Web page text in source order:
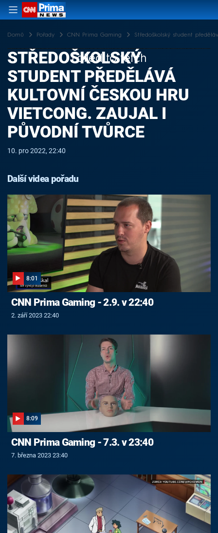
Domů Pořady CNN Prima Gaming Středoškolský student
Failed to fetch
STŘEDOŠKOLSKÝ
STUDENT PŘEDĚLÁVÁ
KULTOVNÍ ČESKOU HRU
VIETCONG. ZAUJAL I
PŮVODNÍ TVŮRCE
10. pro 2022, 22:40
Další videa pořadu
8:01
CNN Prima Gaming - 2.9. v 22:40
2. září 2023 22:40
8:09
CNN Prima Gaming - 7.3. v 23:40
7. března 2023 23:40